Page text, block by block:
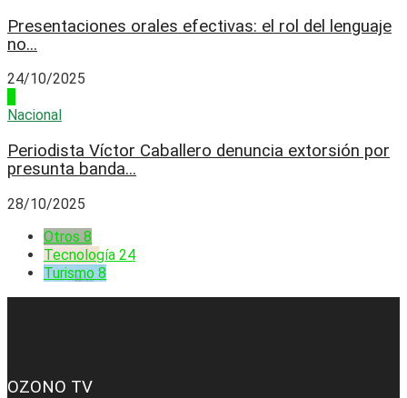
Presentaciones orales efectivas: el rol del lenguaje
no...
24/10/2025
Nacional
Periodista Víctor Caballero denuncia extorsión por
presunta banda...
28/10/2025
Otros 8
Tecnología 24
Turismo 8
OZONO TV